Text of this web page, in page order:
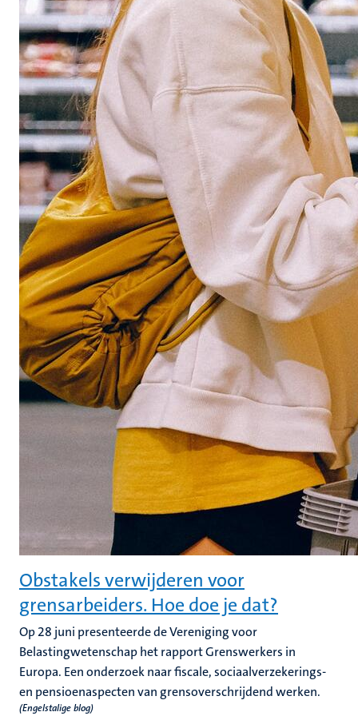
Obstakels verwijderen voor
grensarbeiders. Hoe doe je dat?
Op 28 juni presenteerde de Vereniging voor
Belastingwetenschap het rapport Grenswerkers in
Europa. Een onderzoek naar fiscale, sociaalverzekerings-
en pensioenaspecten van grensoverschrijdend werken.
(Engelstalige blog)